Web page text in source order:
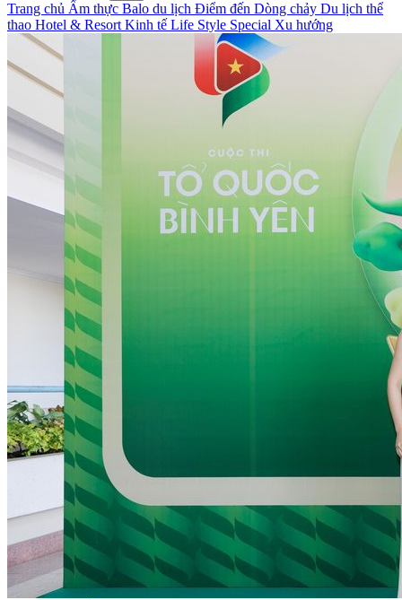
Trang chủ Ẩm thực Balo du lịch Điểm đến Dòng chảy Du lịch thể
thao Hotel & Resort Kinh tế Life Style Special Xu hướng